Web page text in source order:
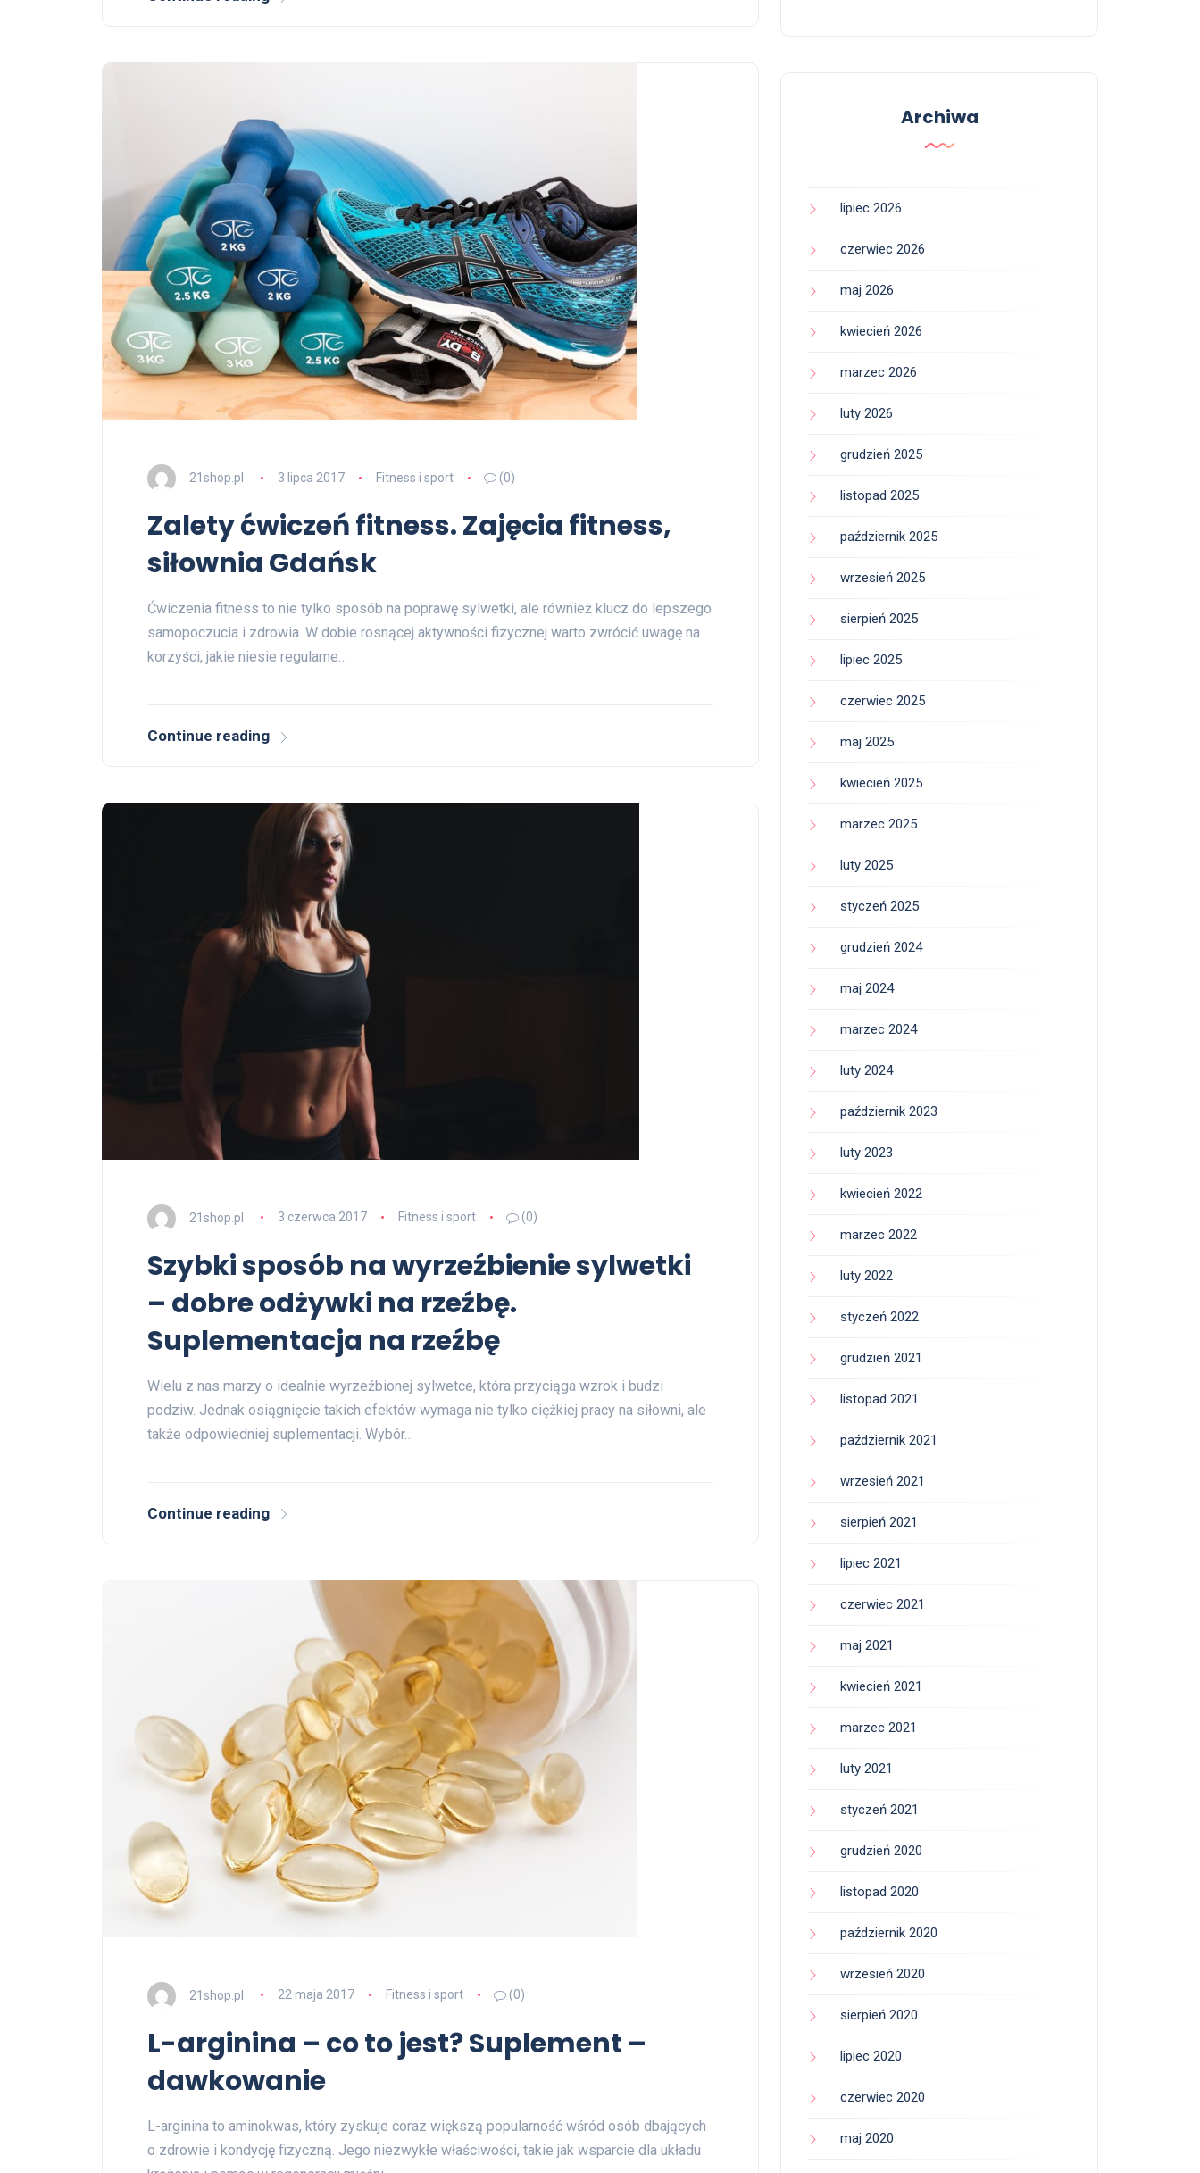
21shop.pl 3 lipca 2017 Fitness i sport (0)
Zalety ćwiczeń fitness. Zajęcia fitness,
siłownia Gdańsk
Ćwiczenia fitness to nie tylko sposób na poprawę sylwetki, ale również klucz do lepszego
samopoczucia i zdrowia. W dobie rosnącej aktywności fizycznej warto zwrócić uwagę na
korzyści, jakie niesie regularne…
Continue reading
21shop.pl 3 czerwca 2017 Fitness i sport (0)
Szybki sposób na wyrzeźbienie sylwetki
– dobre odżywki na rzeźbę.
Suplementacja na rzeźbę
Wielu z nas marzy o idealnie wyrzeźbionej sylwetce, która przyciąga wzrok i budzi
podziw. Jednak osiągnięcie takich efektów wymaga nie tylko ciężkiej pracy na siłowni, ale
także odpowiedniej suplementacji. Wybór…
Continue reading
21shop.pl 22 maja 2017 Fitness i sport (0)
L-arginina – co to jest? Suplement –
dawkowanie
L-arginina to aminokwas, który zyskuje coraz większą popularność wśród osób dbających
o zdrowie i kondycję fizyczną. Jego niezwykłe właściwości, takie jak wsparcie dla układu
Archiwa
lipiec 2026
czerwiec 2026
maj 2026
kwiecień 2026
marzec 2026
luty 2026
grudzień 2025
listopad 2025
październik 2025
wrzesień 2025
sierpień 2025
lipiec 2025
czerwiec 2025
maj 2025
kwiecień 2025
marzec 2025
luty 2025
styczeń 2025
grudzień 2024
maj 2024
marzec 2024
luty 2024
październik 2023
luty 2023
kwiecień 2022
marzec 2022
luty 2022
styczeń 2022
grudzień 2021
listopad 2021
październik 2021
wrzesień 2021
sierpień 2021
lipiec 2021
czerwiec 2021
maj 2021
kwiecień 2021
marzec 2021
luty 2021
styczeń 2021
grudzień 2020
listopad 2020
październik 2020
wrzesień 2020
sierpień 2020
lipiec 2020
czerwiec 2020
maj 2020